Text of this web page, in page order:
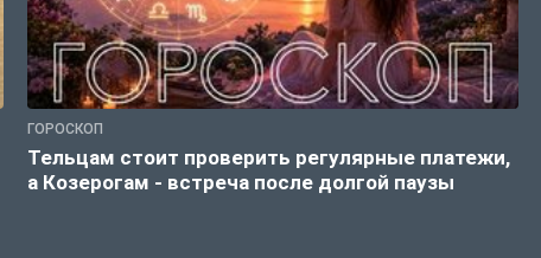
ГОРОСКОП
Тельцам стоит проверить регулярные платежи,
а Козерогам - встреча после долгой паузы